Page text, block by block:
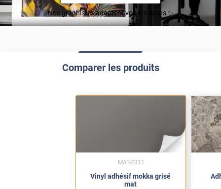
Nos graphistes adaptent vos créations ✨
Comparer les produits
Vinyl adhésif mokka grisé
mat
MAT-2311